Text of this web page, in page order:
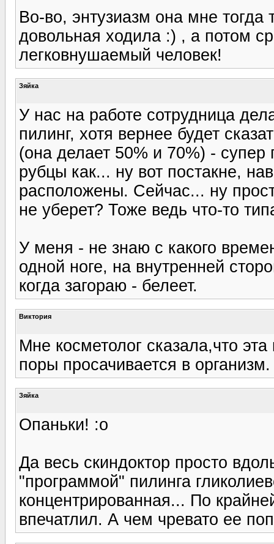
Во-во, энтузиазм она мне тогда
довольная ходила :) , а потом
легковнушаемый человек!
Зяйка
У нас на работе сотрудница
пилинг, хотя вернее будет
(она делает 50% и 70%) -
рубцы как... ну вот постакне,
расположены. Сейчас... ну
не уберет? Тоже ведь что-то
У меня - не знаю с какого
одной ноге, на внутренней
когда загораю - белеет.
Виктория
Мне косметолог сказала,что
поры просачивается в
Зяйка
Опаньки! :o
Да весь скиндоктор просто
"программой" пилинга
концентрированная... По
впечатлил. А чем чревато ее